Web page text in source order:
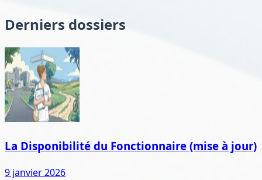
Derniers dossiers
La Disponibilité du Fonctionnaire (mise à jour)
9 janvier 2026